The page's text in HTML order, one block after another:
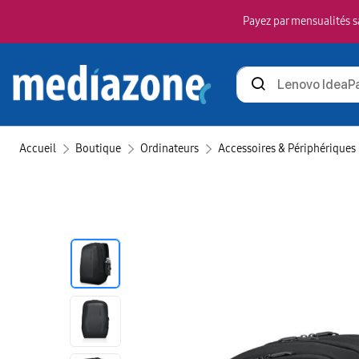
Payez par
Rechercher
des
Accueil Boutique Ordinateurs Accessoires & Périphériques